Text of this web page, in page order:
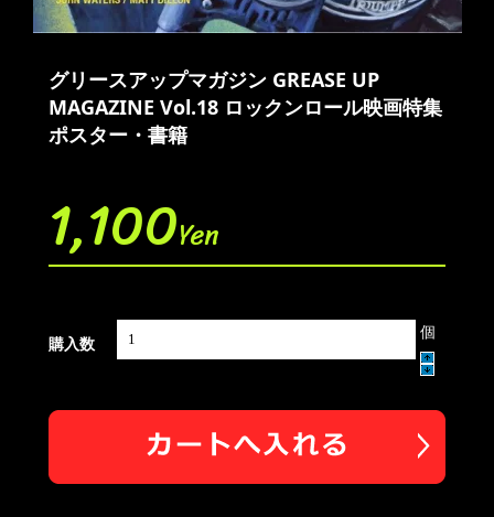
グリースアップマガジン GREASE UP
MAGAZINE Vol.18 ロックンロール映画特集
ポスター・書籍
1,100Yen
購入数
個